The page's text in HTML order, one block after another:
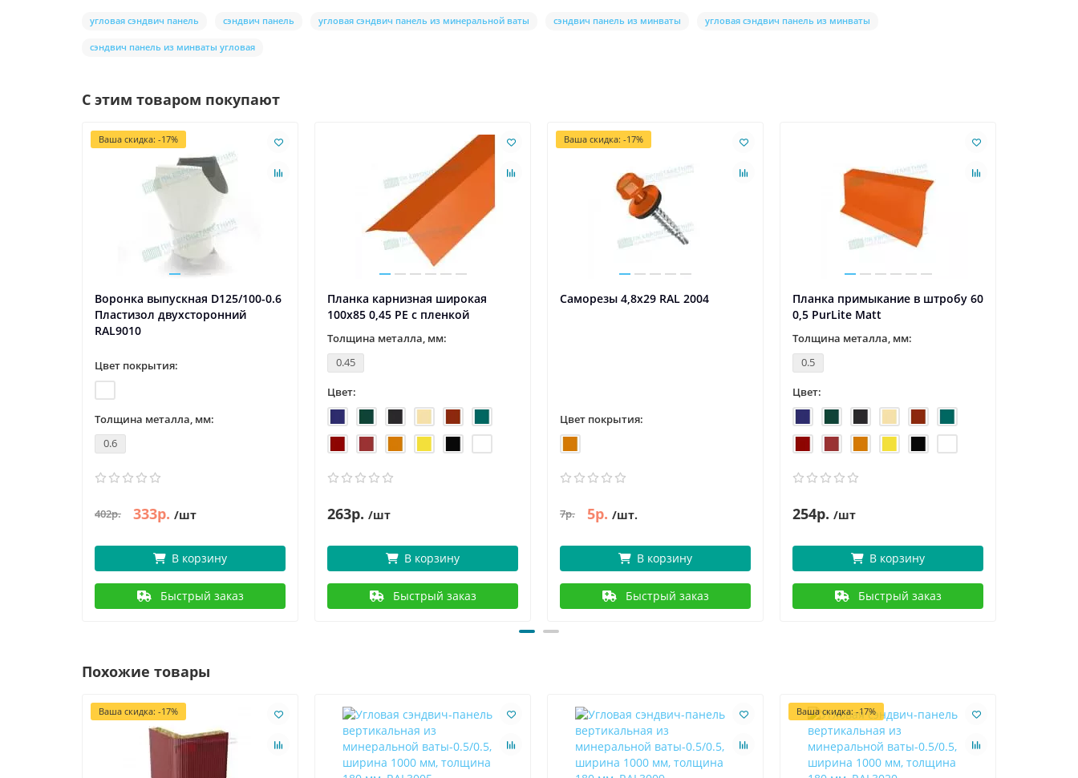
угловая сэндвич панель сэндвич панель угловая сэндвич панель из минеральной ваты сэндвич панель из минваты угловая сэндвич панель из минваты
сэндвич панель из минваты угловая
С этим товаром покупают
Ваша скидка: -17%
Воронка выпускная D125/100-0.6
Пластизол двухсторонний
RAL9010
Цвет покрытия:
Толщина металла, мм:
0.6
402р. 333р. /шт
В корзину
Быстрый заказ
Планка карнизная широкая
100х85 0,45 PE с пленкой
Толщина металла, мм:
0.45
Цвет:
263р. /шт
В корзину
Быстрый заказ
Ваша скидка: -17%
Саморезы 4,8х29 RAL 2004
Цвет покрытия:
7р. 5р. /шт.
В корзину
Быстрый заказ
Планка примыкание в штробу 60
0,5 PurLite Мatt
Толщина металла, мм:
0.5
Цвет:
254р. /шт
В корзину
Быстрый заказ
Похожие товары
Ваша скидка: -17% Ваша скидка: -17%